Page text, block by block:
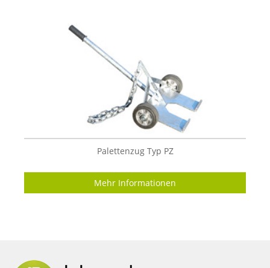
Palettenzug Typ PZ
Mehr Informationen